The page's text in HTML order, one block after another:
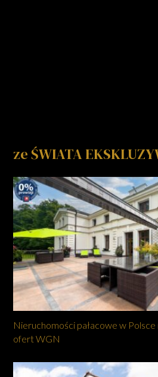
ze ŚWIATA
Nieruchomości pałacowe w Polsce
ofert WGN